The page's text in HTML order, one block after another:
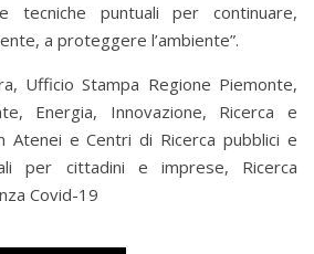
tecniche puntuali per continuare,
a proteggere l’ambiente”.
Ufficio Stampa Regione Piemonte,
Energia, Innovazione, Ricerca e
Atenei e Centri di Ricerca pubblici e
per cittadini e imprese, Ricerca
Covid-19